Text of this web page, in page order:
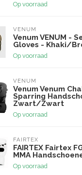
Op voorraad
VENUM
Venum VENUM -
Gloves - Khaki/
Op voorraad
VENUM
Venum Venum
Sparring
Zwart/Zwart
Op voorraad
FAIRTEX
FAIRTEX Fairtex
MMA
Op voorraad